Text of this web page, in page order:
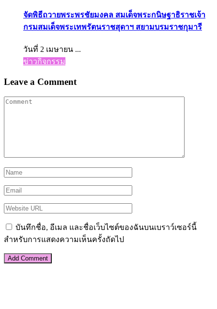
จัดพิธีถวายพระพรชัยมงคล สมเด็จพระกนิษฐาธิราชเจ้า
กรมสมเด็จพระเทพรัตนราชสุดาฯ สยามบรมราชกุมารี
วันที่ 2 เมษายน ...
ข่าวกิจกรรม
Leave a Comment
บันทึกชื่อ, อีเมล และชื่อเว็บไซต์ของฉันบนเบราว์เซอร์นี้
สำหรับการแสดงความเห็นครั้งถัดไป